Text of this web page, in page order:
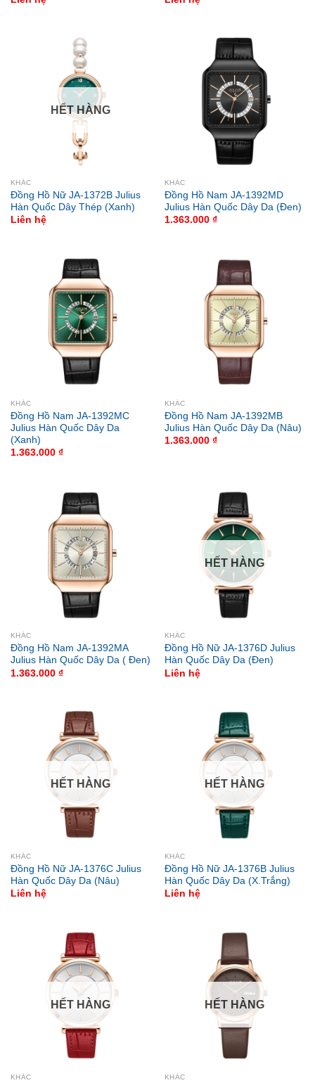
HẾT HÀNG
KHÁC
Đồng Hồ Nữ JA-1372B Julius
Hàn Quốc Dây Thép (Xanh)
Liên hệ
KHÁC
Đồng Hồ Nam JA-1392MD
Julius Hàn Quốc Dây Da (Đen)
1.363.000 ₫
KHÁC
Đồng Hồ Nam JA-1392MC
Julius Hàn Quốc Dây Da
(Xanh)
1.363.000 ₫
KHÁC
Đồng Hồ Nam JA-1392MB
Julius Hàn Quốc Dây Da (Nâu)
1.363.000 ₫
KHÁC
Đồng Hồ Nam JA-1392MA
Julius Hàn Quốc Dây Da ( Đen)
1.363.000 ₫
HẾT HÀNG
KHÁC
Đồng Hồ Nữ JA-1376D Julius
Hàn Quốc Dây Da (Đen)
Liên hệ
HẾT HÀNG
KHÁC
Đồng Hồ Nữ JA-1376C Julius
Hàn Quốc Dây Da (Nâu)
Liên hệ
HẾT HÀNG
KHÁC
Đồng Hồ Nữ JA-1376B Julius
Hàn Quốc Dây Da (X.Trắng)
Liên hệ
HẾT HÀNG
KHÁC
HẾT HÀNG
KHÁC